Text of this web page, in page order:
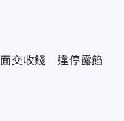
交收錢 違停露餡